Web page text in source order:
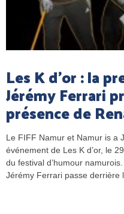
Les K d’or : la
Jérémy Ferrari
présence de
Le FIFF Namur et Namur is a
événement de Les K d’or, le
du festival d’humour
Jérémy Ferrari passe derrière